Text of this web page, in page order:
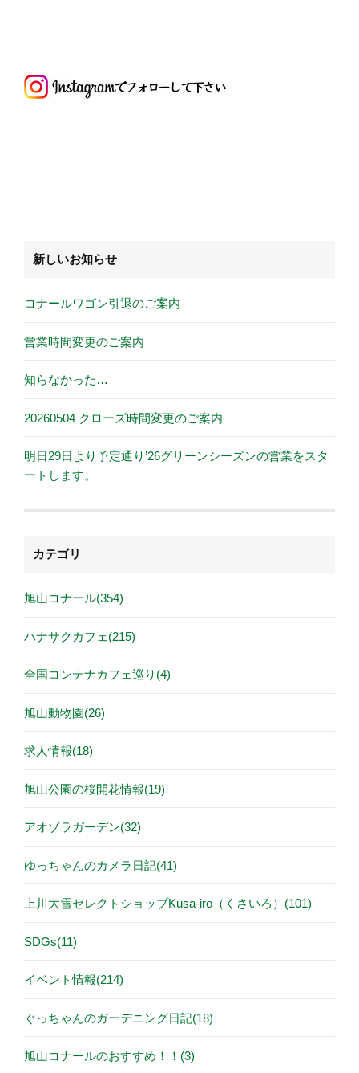
新しいお知らせ
コナールワゴン引退のご案内
営業時間変更のご案内
知らなかった…
20260504 クローズ時間変更のご案内
明日29日より予定通り’26グリーンシーズンの営業をスタ
ートします。
カテゴリ
旭山コナール(354)
ハナサクカフェ(215)
全国コンテナカフェ巡り(4)
旭山動物園(26)
求人情報(18)
旭山公園の桜開花情報(19)
アオゾラガーデン(32)
ゆっちゃんのカメラ日記(41)
上川大雪セレクトショップKusa-iro（くさいろ）(101)
SDGs(11)
イベント情報(214)
ぐっちゃんのガーデニング日記(18)
旭山コナールのおすすめ！！(3)